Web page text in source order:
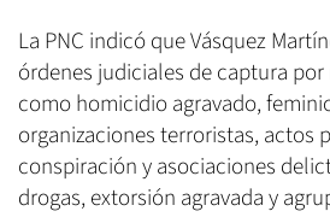
La PNC indicó que Vásquez
órdenes judiciales de captura
como homicidio agravado,
organizaciones terroristas, actos
conspiración y asociaciones
drogas, extorsión agravada y